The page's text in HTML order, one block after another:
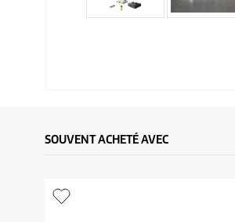
SOUVENT ACHETÉ AVEC